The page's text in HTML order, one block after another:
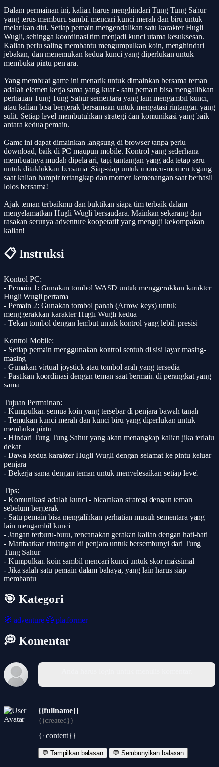
Dalam permainan ini, kalian harus menghindari Tung Tung Sahur
yang terus memburu sambil mencari kunci merah dan biru untuk
melarikan diri. Setiap pemain mengendalikan satu karakter Hugli
Wugli, sehingga koordinasi tim menjadi kunci utama kesuksesan.
Kalian perlu saling membantu mengumpulkan koin, menghindari
jebakan, dan menemukan kedua kunci yang diperlukan untuk
membuka pintu penjara.
Yang membuat game ini menarik untuk dimainkan bersama teman
adalah elemen kerja sama yang kuat - satu pemain bisa mengalihkan
perhatian Tung Tung Sahur sementara yang lain mengambil kunci,
atau kalian bisa bergerak bersamaan untuk mengatasi rintangan yang
sulit. Setiap level membutuhkan strategi dan komunikasi yang baik
antara kedua pemain.
Game ini dapat dimainkan langsung di browser tanpa perlu
download, baik di PC maupun mobile. Kontrol yang sederhana
membuatnya mudah dipelajari, tapi tantangan yang ada tetap seru
untuk ditaklukkan bersama. Siap-siap untuk momen-momen tegang
saat kalian hampir tertangkap dan momen kemenangan saat berhasil
lolos bersama!
Ajak teman terbaikmu dan buktikan siapa tim terbaik dalam
menyelamatkan Hugli Wugli bersaudara. Mainkan sekarang dan
rasakan serunya adventure kooperatif yang menguji kekompakan
kalian!
📋 Instruksi
Kontrol PC:
- Pemain 1: Gunakan tombol WASD untuk menggerakkan karakter
Hugli Wugli pertama
- Pemain 2: Gunakan tombol panah (Arrow keys) untuk
menggerakkan karakter Hugli Wugli kedua
- Tekan tombol dengan lembut untuk kontrol yang lebih presisi
Kontrol Mobile:
- Setiap pemain menggunakan kontrol sentuh di sisi layar masing-
masing
- Gunakan virtual joystick atau tombol arah yang tersedia
- Pastikan koordinasi dengan teman saat bermain di perangkat yang
sama
Tujuan Permainan:
- Kumpulkan semua koin yang tersebar di penjara bawah tanah
- Temukan kunci merah dan kunci biru yang diperlukan untuk
membuka pintu
- Hindari Tung Tung Sahur yang akan menangkap kalian jika terlalu
dekat
- Bawa kedua karakter Hugli Wugli dengan selamat ke pintu keluar
penjara
- Bekerja sama dengan teman untuk menyelesaikan setiap level
Tips:
- Komunikasi adalah kunci - bicarakan strategi dengan teman
sebelum bergerak
- Satu pemain bisa mengalihkan perhatian musuh sementara yang
lain mengambil kunci
- Jangan terburu-buru, rencanakan gerakan kalian dengan hati-hati
- Manfaatkan rintangan di penjara untuk bersembunyi dari Tung
Tung Sahur
- Kumpulkan koin sambil mencari kunci untuk skor maksimal
- Jika salah satu pemain dalam bahaya, yang lain harus siap
membantu
🎯 Kategori
🧭 adventure 🦸 platformer
💭 Komentar
{{fullname}}
{{created}}
{{content}}
💬 Tampilkan balasan 💬 Sembunyikan balasan